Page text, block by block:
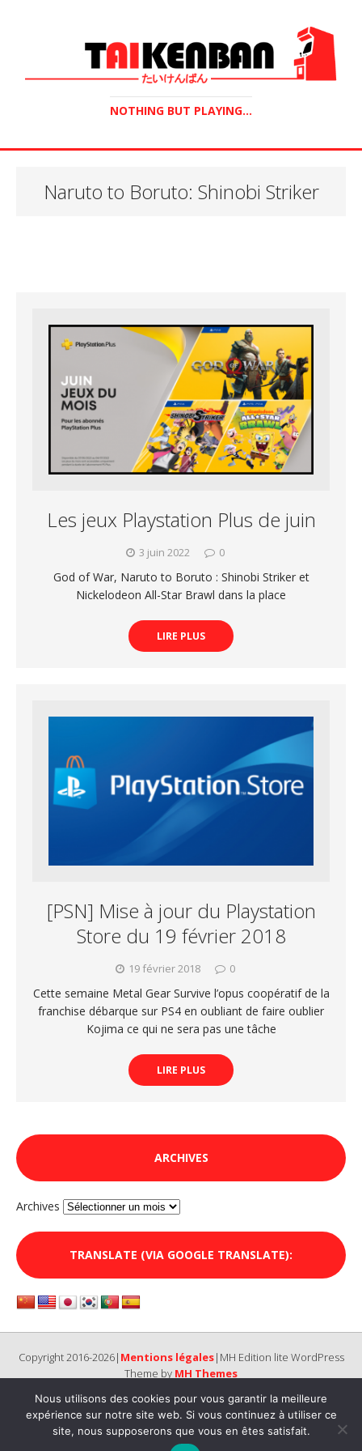
NOTHING BUT PLAYING...
Naruto to Boruto: Shinobi Striker
Les jeux Playstation Plus de juin
3 juin 2022 0
God of War, Naruto to Boruto : Shinobi Striker et
Nickelodeon All-Star Brawl dans la place
LIRE PLUS
[PSN] Mise à jour du Playstation
Store du 19 février 2018
19 février 2018 0
Cette semaine Metal Gear Survive l’opus coopératif de la
franchise débarque sur PS4 en oubliant de faire oublier
Kojima ce qui ne sera pas une tâche
LIRE PLUS
ARCHIVES
Archives
TRANSLATE (VIA GOOGLE TRANSLATE):
Copyright 2016-2026| Mentions légales|MH Edition lite WordPress
Theme by MH Themes
Nous utilisons des cookies pour vous garantir la meilleure
expérience sur notre site web. Si vous continuez à utiliser ce
site, nous supposerons que vous en êtes satisfait.